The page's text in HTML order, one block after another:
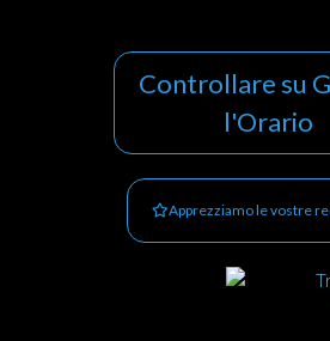
Controllare su
l'Orario
Apprezziamo le vostre